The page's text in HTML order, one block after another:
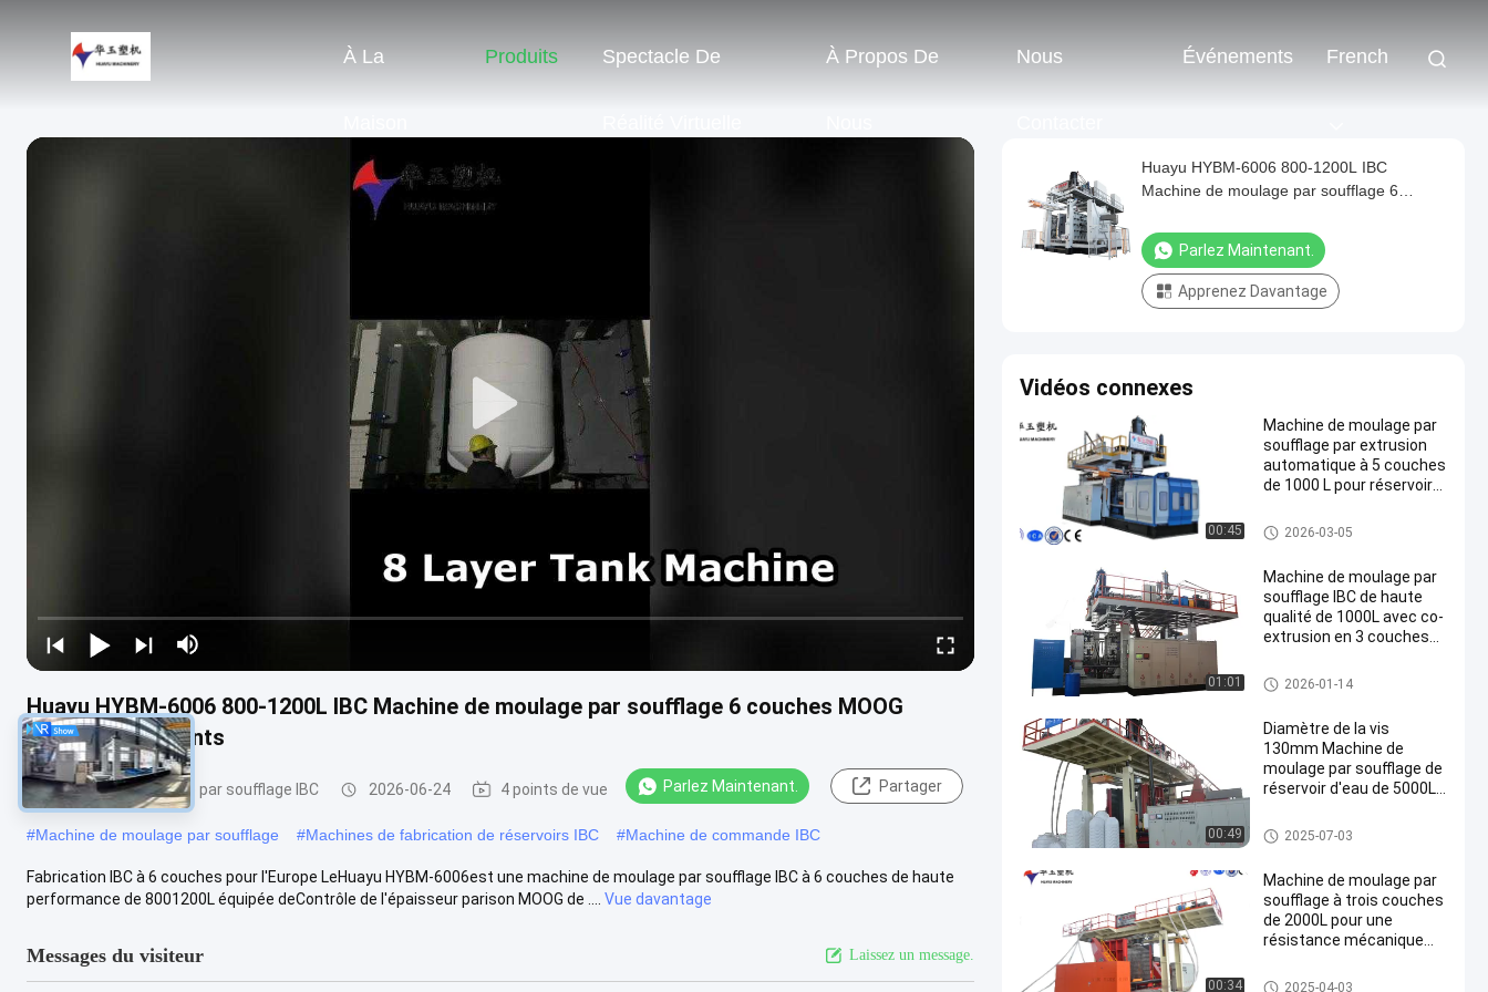
À La Produits Spectacle De À Propos De Nous Événements French
Huayu HYBM-6006 800-1200L IBC Machine de moulage par soufflage 6 couches MOOG
contrôle 200 points
Machine de moulage par soufflage IBC 2026-06-24 4 points de vue Parlez Maintenant. Partager
#Machine de moulage par soufflage #Machines de fabrication de réservoirs IBC #Machine de commande IBC
Fabrication IBC à 6 couches pour l'Europe LeHuayu HYBM-6006est une machine de moulage par soufflage IBC à 6 couches de haute
performance de 8001200L équipée deContrôle de l'épaisseur parison MOOG de ....
Vue davantage
Messages du visiteur Laissez un message.
Huayu HYBM-6006 800-1200L IBC
Machine de moulage par soufflage 6
Parlez Maintenant.
Apprenez Davantage
Vidéos connexes
00:45
Machine de moulage par
soufflage par extrusion
automatique à 5 couches
de 1000 L pour réservoirs
Machine de moulage par sou
fflage IBC
2026-03-05
01:01
Machine de moulage par
soufflage IBC de haute
qualité de 1000L avec co-
extrusion en 3 couches
tactile PLC
Machine de moulage par sou
fflage IBC
2026-01-14
00:49
Diamètre de la vis
130mm Machine de
moulage par soufflage de
réservoir d'eau de 5000L
totale de 560kw
Machine de moulage par sou
fflage pour réservoirs d'eau de
2025-07-03
00:34
Machine de moulage par
soufflage à trois couches
de 2000L pour une
résistance mécanique
Machine de soufflage à l'eau p
2025-04-03